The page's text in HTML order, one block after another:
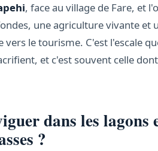
, face au village de Fare, et
une agriculture vivante et
vers le tourisme. C'est l'escale
et c'est souvent celle
dans les lagons
?